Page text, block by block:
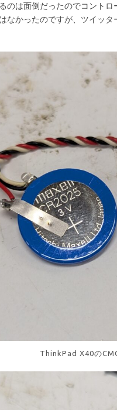
のは面倒だったのでコント
なかったのですが、ツイッ
ThinkPad X40の